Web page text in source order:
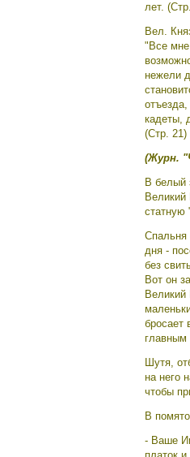
лет.
Вел.
"Все мне
нежели
кадеты,
(Стр. 21)
(Журн.
В белый
Великий
статную
Спальня
дня -
без
Вот он
Великий
бросает
главным
Шутя,
на него
чтобы
В
- Ваше